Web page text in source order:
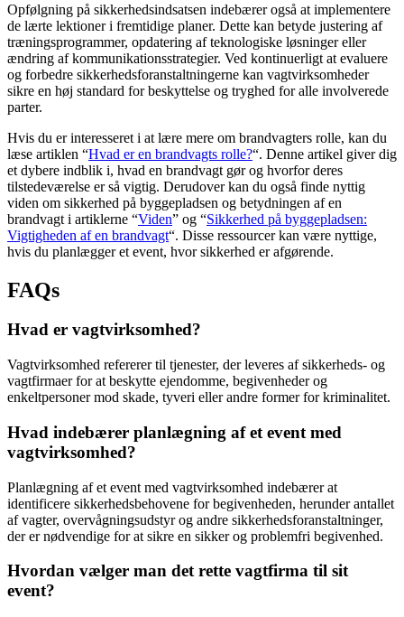
Opfølgning på sikkerhedsindsatsen indebærer også at implementere
de lærte lektioner i fremtidige planer. Dette kan betyde justering af
træningsprogrammer, opdatering af teknologiske løsninger eller
ændring af kommunikationsstrategier. Ved kontinuerligt at evaluere
og forbedre sikkerhedsforanstaltningerne kan vagtvirksomheder
sikre en høj standard for beskyttelse og tryghed for alle involverede
parter.
Hvis du er interesseret i at lære mere om brandvagters rolle, kan du
læse artiklen “Hvad er en brandvagts rolle?“. Denne artikel giver dig
et dybere indblik i, hvad en brandvagt gør og hvorfor deres
tilstedeværelse er så vigtig. Derudover kan du også finde nyttig
viden om sikkerhed på byggepladsen og betydningen af en
brandvagt i artiklerne “Viden” og “Sikkerhed på byggepladsen:
Vigtigheden af en brandvagt“. Disse ressourcer kan være nyttige,
hvis du planlægger et event, hvor sikkerhed er afgørende.
FAQs
Hvad er vagtvirksomhed?
Vagtvirksomhed refererer til tjenester, der leveres af sikkerheds- og
vagtfirmaer for at beskytte ejendomme, begivenheder og
enkeltpersoner mod skade, tyveri eller andre former for kriminalitet.
Hvad indebærer planlægning af et event med
vagtvirksomhed?
Planlægning af et event med vagtvirksomhed indebærer at
identificere sikkerhedsbehovene for begivenheden, herunder antallet
af vagter, overvågningsudstyr og andre sikkerhedsforanstaltninger,
der er nødvendige for at sikre en sikker og problemfri begivenhed.
Hvordan vælger man det rette vagtfirma til sit
event?